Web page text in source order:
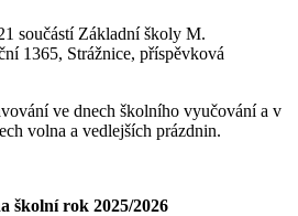
součástí Základní školy M.
1365, Strážnice, příspěvková
ve dnech školního vyučování a v
volna a vedlejších prázdnin.
školní rok 2025/2026